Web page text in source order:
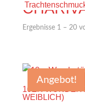
Ergebnisse 1 – 20
Angebot!
10ER
EIBLICH)